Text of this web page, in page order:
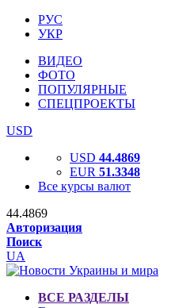
РУС
УКР
ВИДЕО
ФОТО
ПОПУЛЯРНЫЕ
СПЕЦПРОЕКТЫ
USD
USD 44.4869
EUR 51.3348
Все курсы валют
44.4869
Авторизация
Поиск
UA
ВСЕ РАЗДЕЛЫ